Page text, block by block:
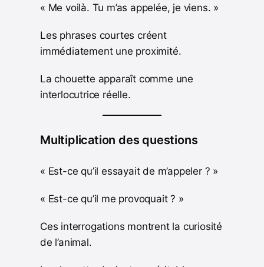
« Me voilà. Tu m’as appelée, je viens. »
Les phrases courtes créent
immédiatement une proximité.
La chouette apparaît comme une
interlocutrice réelle.
Multiplication des questions
« Est-ce qu’il essayait de m’appeler ? »
« Est-ce qu’il me provoquait ? »
Ces interrogations montrent la curiosité
de l’animal.